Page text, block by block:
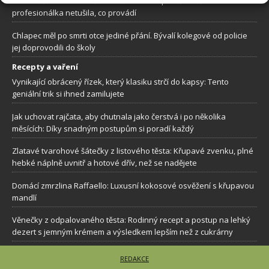
profesionálka netušila, co provádí
Chlapec měl po smrti otce jediné přání. Bývalí kolegové od policie
jej doprovodili do školy
Recepty a vaření
Vynikající obrácený řízek, který klasiku strčí do kapsy: Tento
geniální trik si ihned zamilujete
Jak uchovat rajčata, aby chutnala jako čerstvá i po několika
měsících: Díky snadným postupům si poradí každý
Zlatavé tvarohové šátečky z listového těsta: Křupavé zvenku, plné
hebké náplně uvnitř a hotové dřív, než se nadějete
Domácí zmrzlina Raffaello: Luxusní kokosové osvěžení s křupavou
mandlí
Věnečky z odpalovaného těsta: Rodinný recept a postup na lehký
dezert s jemným krémem a výsledkem lepším než z cukrárny
REDAKCE